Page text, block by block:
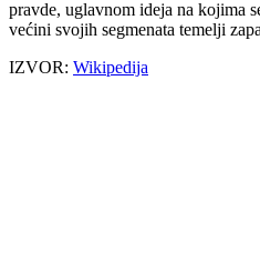
pravde, uglavnom ideja na kojima
većini svojih segmenata temelji
IZVOR: Wikipedija